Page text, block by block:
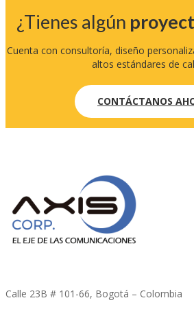
¿Tienes algún
Cuenta con consultoría, diseño
altos estándares de
CONTÁCTANOS
Calle 23B # 101-66, Bogotá – Colombia